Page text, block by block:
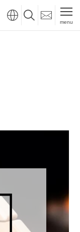
menu